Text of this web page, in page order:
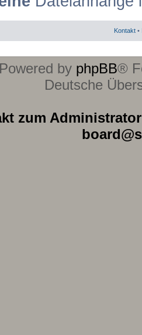
Kontakt •
Powered by phpBB®
Deutsche
zum